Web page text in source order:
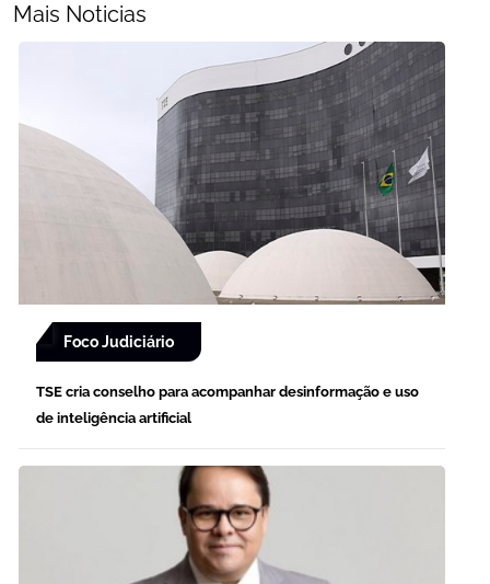
Mais Noticias
Foco Judiciário
TSE cria conselho para acompanhar desinformação e uso
de inteligência artificial